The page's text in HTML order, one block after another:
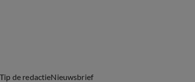
Tip de redactieNieuwsbrief